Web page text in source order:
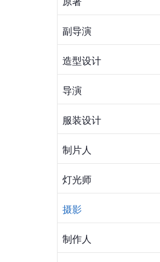
副导演
造型设计
导演
服装设计
制片人
灯光师
摄影
制作人